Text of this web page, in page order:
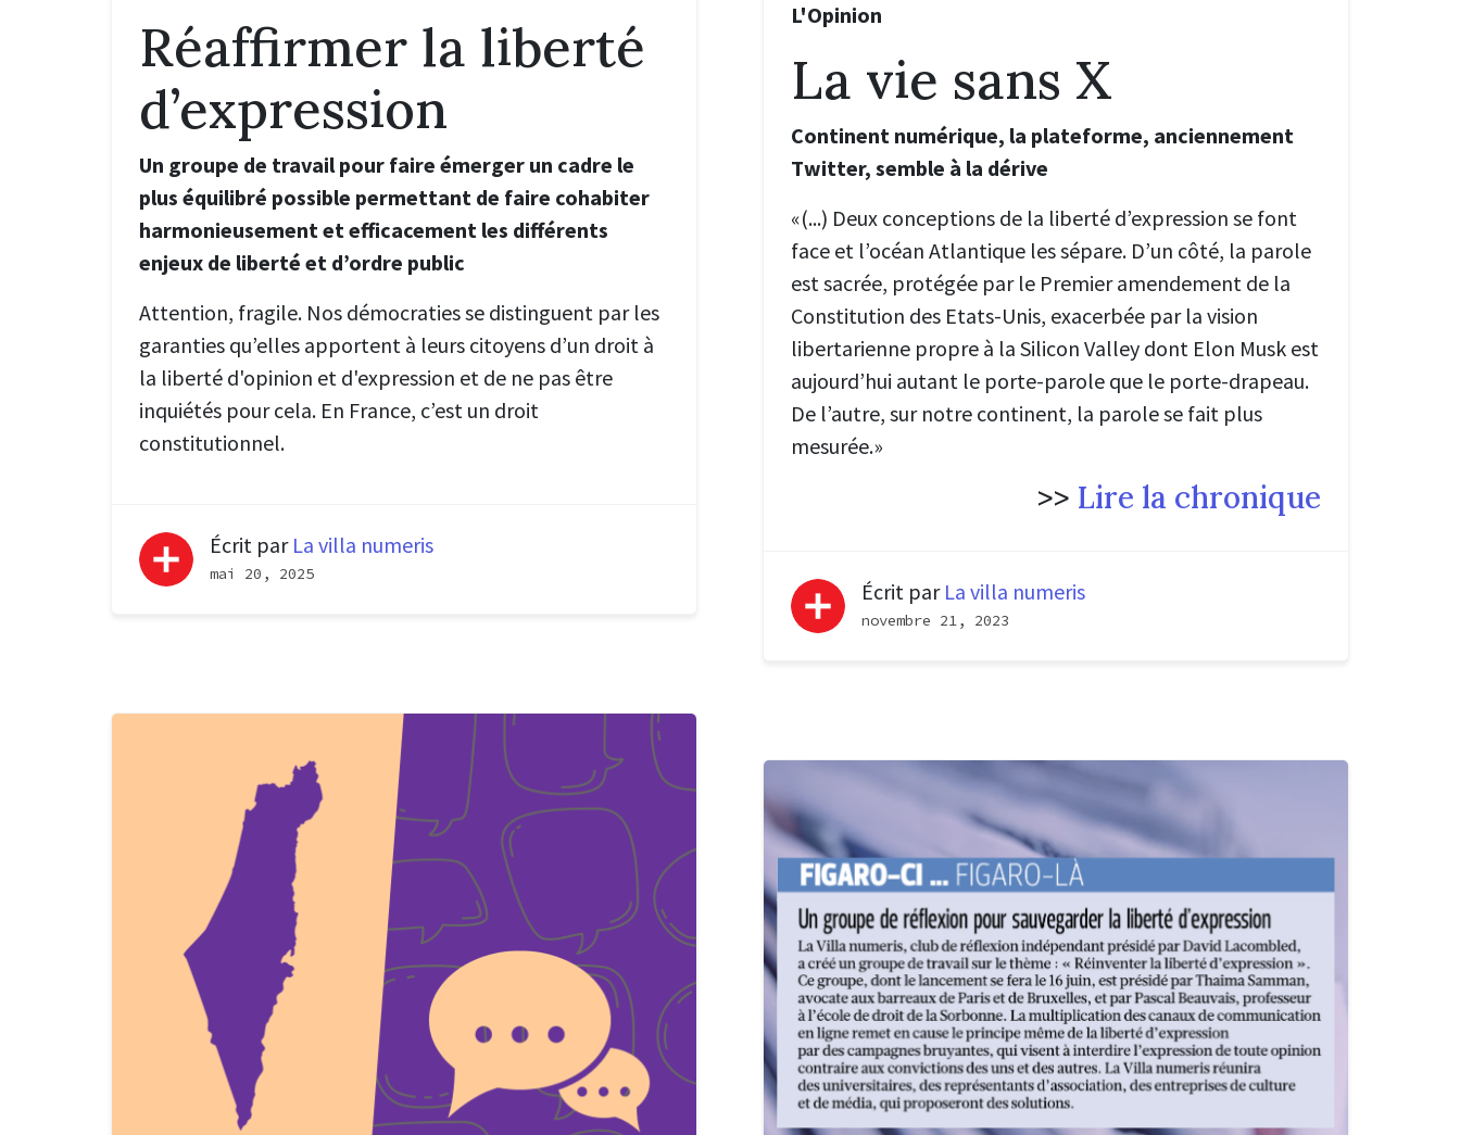
Réaffirmer la liberté
d’expression
Un groupe de travail pour faire émerger un cadre le
plus équilibré possible permettant de faire cohabiter
harmonieusement et efficacement les différents
enjeux de liberté et d’ordre public
Attention, fragile. Nos démocraties se distinguent par les
garanties qu’elles apportent à leurs citoyens d’un droit à
la liberté d'opinion et d'expression et de ne pas être
inquiétés pour cela. En France, c’est un droit
constitutionnel.
Écrit par La villa numeris
mai 20, 2025
L'Opinion
La vie sans X
Continent numérique, la plateforme, anciennement
Twitter, semble à la dérive
«(...) Deux conceptions de la liberté d’expression se font
face et l’océan Atlantique les sépare. D’un côté, la parole
est sacrée, protégée par le Premier amendement de la
Constitution des Etats-Unis, exacerbée par la vision
libertarienne propre à la Silicon Valley dont Elon Musk est
aujourd’hui autant le porte-parole que le porte-drapeau.
De l’autre, sur notre continent, la parole se fait plus
mesurée.»
>> Lire la chronique
Écrit par La villa numeris
novembre 21, 2023